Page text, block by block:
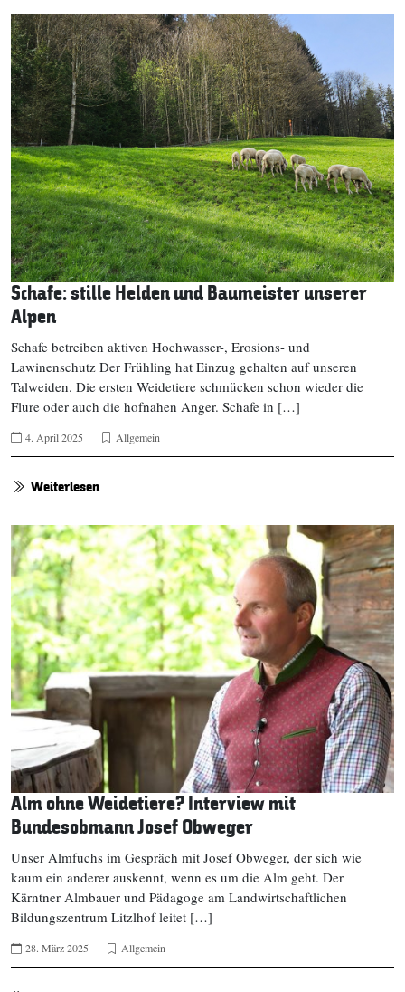
Schafe: stille Helden und Baumeister unserer
Alpen
Schafe betreiben aktiven Hochwasser-, Erosions- und
Lawinenschutz Der Frühling hat Einzug gehalten auf unseren
Talweiden. Die ersten Weidetiere schmücken schon wieder die
Flure oder auch die hofnahen Anger. Schafe in […]
4. April 2025 Allgemein
Weiterlesen
Alm ohne Weidetiere? Interview mit
Bundesobmann Josef Obweger
Unser Almfuchs im Gespräch mit Josef Obweger, der sich wie
kaum ein anderer auskennt, wenn es um die Alm geht. Der
Kärntner Almbauer und Pädagoge am Landwirtschaftlichen
Bildungszentrum Litzlhof leitet […]
28. März 2025 Allgemein